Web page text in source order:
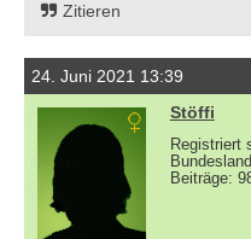
Zitieren
24. Juni 2021 13:39
Stöffi
Registriert
Beiträge: